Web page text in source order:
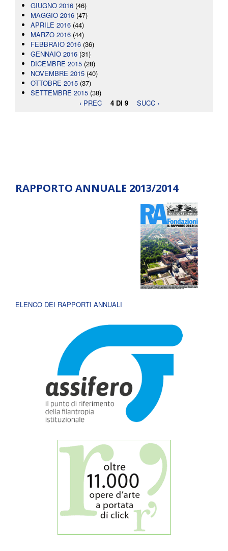
GIUGNO 2016 (46)
MAGGIO 2016 (47)
APRILE 2016 (44)
MARZO 2016 (44)
FEBBRAIO 2016 (36)
GENNAIO 2016 (31)
DICEMBRE 2015 (28)
NOVEMBRE 2015 (40)
OTTOBRE 2015 (37)
SETTEMBRE 2015 (38)
‹ PREC
4 DI 9 SUCC ›
RAPPORTO ANNUALE 2013/2014
ELENCO DEI RAPPORTI ANNUALI